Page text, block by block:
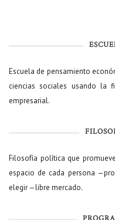
Escuela de pensamiento
ciencias sociales usando la
empresarial.
Filosofía política que
espacio de cada persona
elegir —libre mercado.